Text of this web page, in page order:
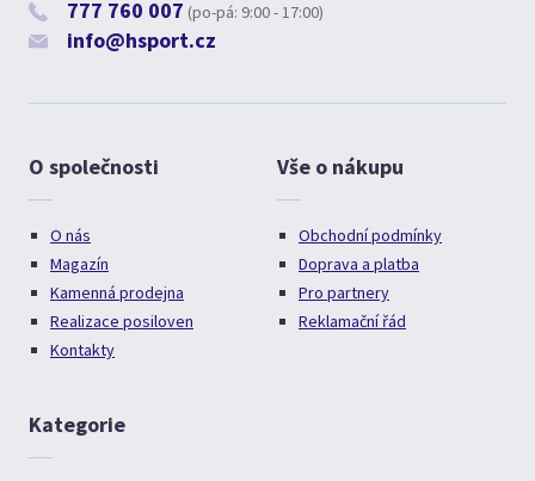
777 760 007 (po-pá: 9:00 - 17:00)
info@hsport.cz
O společnosti
O nás
Magazín
Kamenná prodejna
Realizace posiloven
Kontakty
Vše o nákupu
Obchodní podmínky
Doprava a platba
Pro partnery
Reklamační řád
Kategorie